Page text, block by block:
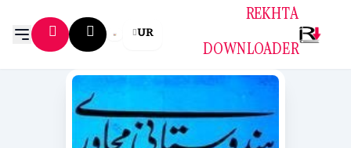
REKHTA
DOWNLOADER
UR